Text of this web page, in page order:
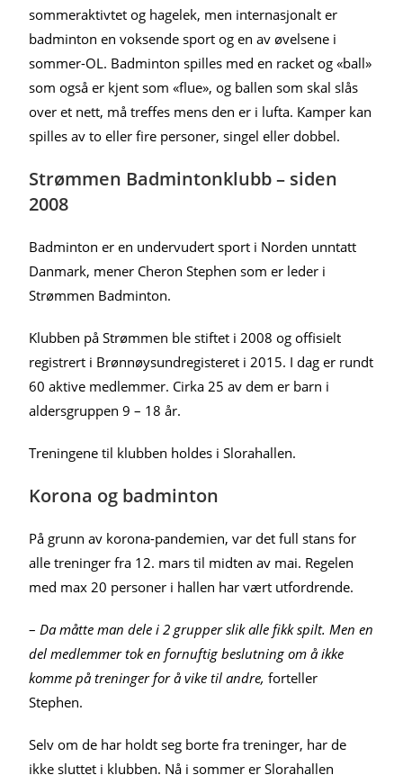
sommeraktivtet og hagelek, men internasjonalt er
badminton en voksende sport og en av øvelsene i
sommer-OL. Badminton spilles med en racket og «ball»
som også er kjent som «flue», og ballen som skal slås
over et nett, må treffes mens den er i lufta. Kamper kan
spilles av to eller fire personer, singel eller dobbel.
Strømmen Badmintonklubb – siden
2008
Badminton er en undervudert sport i Norden unntatt
Danmark, mener Cheron Stephen som er leder i
Strømmen Badminton.
Klubben på Strømmen ble stiftet i 2008 og offisielt
registrert i Brønnøysundregisteret i 2015. I dag er rundt
60 aktive medlemmer. Cirka 25 av dem er barn i
aldersgruppen 9 – 18 år.
Treningene til klubben holdes i Slorahallen.
Korona og badminton
På grunn av korona-pandemien, var det full stans for
alle treninger fra 12. mars til midten av mai. Regelen
med max 20 personer i hallen har vært utfordrende.
– Da måtte man dele i 2 grupper slik alle fikk spilt. Men en
del medlemmer tok en fornuftig beslutning om å ikke
komme på treninger for å vike til andre,forteller
Stephen.
Selv om de har holdt seg borte fra treninger, har de
ikke sluttet i klubben. Nå i sommer er Slorahallen